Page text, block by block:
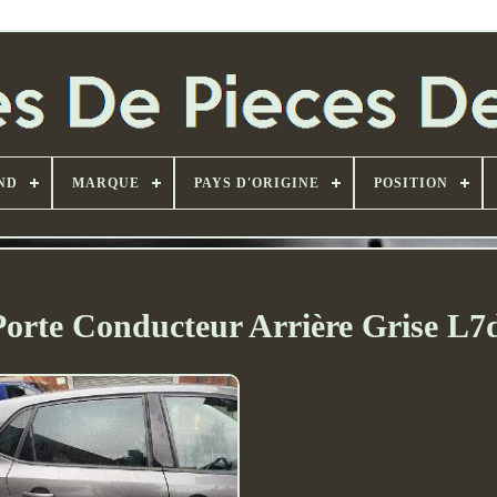
MARQUE PAYS D'ORIGINE POSITION
Conducteur Arrière Grise